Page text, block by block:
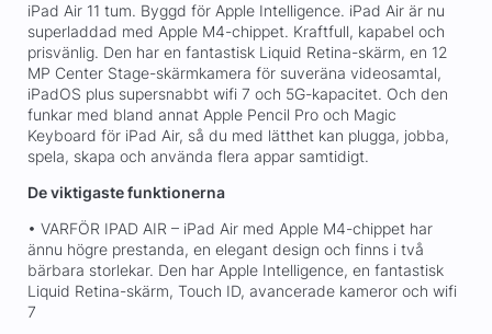
iPad Air 11 tum. Byggd för Apple Intelligence. iPad Air är nu
superladdad med Apple M4-chippet. Kraftfull, kapabel och
prisvänlig. Den har en fantastisk Liquid Retina-skärm, en 12
MP Center Stage-skärmkamera för suveräna videosamtal,
iPadOS plus supersnabbt wifi 7 och 5G-kapacitet. Och den
funkar med bland annat Apple Pencil Pro och Magic
Keyboard för iPad Air, så du med lätthet kan plugga, jobba,
spela, skapa och använda flera appar samtidigt.
De viktigaste funktionerna
• VARFÖR IPAD AIR – iPad Air med Apple M4-chippet har
ännu högre prestanda, en elegant design och finns i två
bärbara storlekar. Den har Apple Intelligence, en fantastisk
Liquid Retina-skärm, Touch ID, avancerade kameror och wifi
7